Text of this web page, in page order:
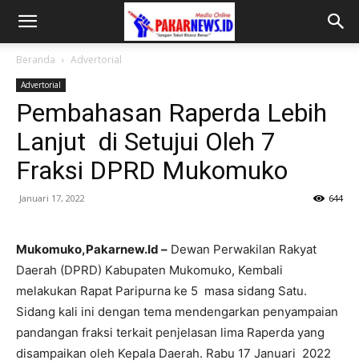
Beranda Advertorial
Advertorial
Pembahasan Raperda Lebih
Lanjut di Setujui Oleh 7
Fraksi DPRD Mukomuko
Januari 17, 2022 644
Mukomuko,Pakarnew.Id – Dewan Perwakilan Rakyat
Daerah (DPRD) Kabupaten Mukomuko, Kembali
melakukan Rapat Paripurna ke 5 masa sidang Satu.
Sidang kali ini dengan tema mendengarkan penyampaian
pandangan fraksi terkait penjelasan lima Raperda yang
disampaikan oleh Kepala Daerah. Rabu 17 Januari 2022